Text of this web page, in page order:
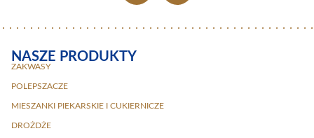
NASZE PRODUKTY
ZAKWASY
POLEPSZACZE
MIESZANKI PIEKARSKIE I CUKIERNICZE
DROŻDŻE